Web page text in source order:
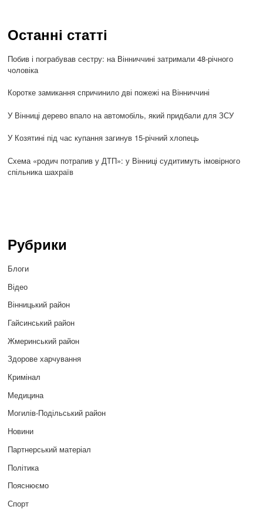
Останні статті
Побив і пограбував сестру: на Вінниччині затримали 48-річного
чоловіка
Коротке замикання спричинило дві пожежі на Вінниччині
У Вінниці дерево впало на автомобіль, який придбали для ЗСУ
У Козятині під час купання загинув 15-річний хлопець
Схема «родич потрапив у ДТП»: у Вінниці судитимуть імовірного
спільника шахраїв
Рубрики
Блоги
Відео
Вінницький район
Гайсинський район
Жмеринський район
Здорове харчування
Кримінал
Медицина
Могилів-Подільський район
Новини
Партнерський матеріал
Політика
Пояснюємо
Спорт